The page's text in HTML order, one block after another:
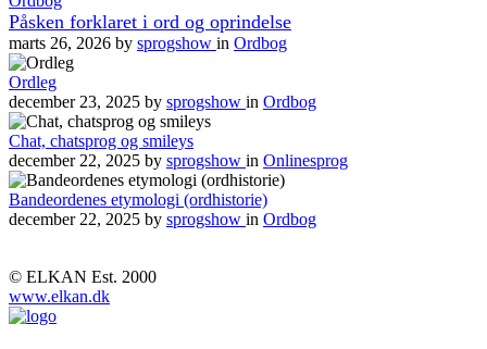
Påsken forklaret i ord og oprindelse
marts 26, 2026 by sprogshow in Ordbog
Ordleg
december 23, 2025 by sprogshow in Ordbog
Chat, chatsprog og smileys
december 22, 2025 by sprogshow in Onlinesprog
Bandeordenes etymologi (ordhistorie)
december 22, 2025 by sprogshow in Ordbog
© ELKAN Est. 2000
www.elkan.dk